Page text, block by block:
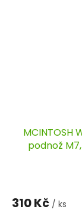
MCINTOSH
podnož
310 Kč / ks